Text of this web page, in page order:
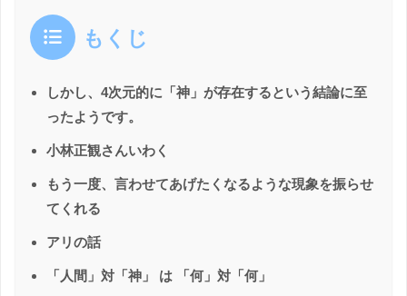
もくじ
しかし、4次元的に「神」が存在するという結論に至
ったようです。
小林正観さんいわく
もう一度、言わせてあげたくなるような現象を振らせ
てくれる
アリの話
「人間」対「神」 は 「何」対「何」